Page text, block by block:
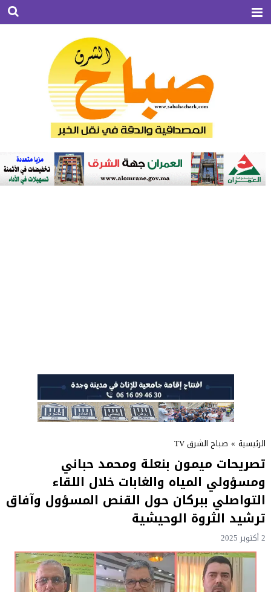
الرئيسية » صباح الشرق TV
تصريحات ميمون بنعلة ومحمد حباني
ومسؤولي المياه والغابات خلال اللقاء
التواصلي ببركان حول القنص المسؤول وآفاق
ترشيد الثروة الوحيشية
2 أكتوبر 2025